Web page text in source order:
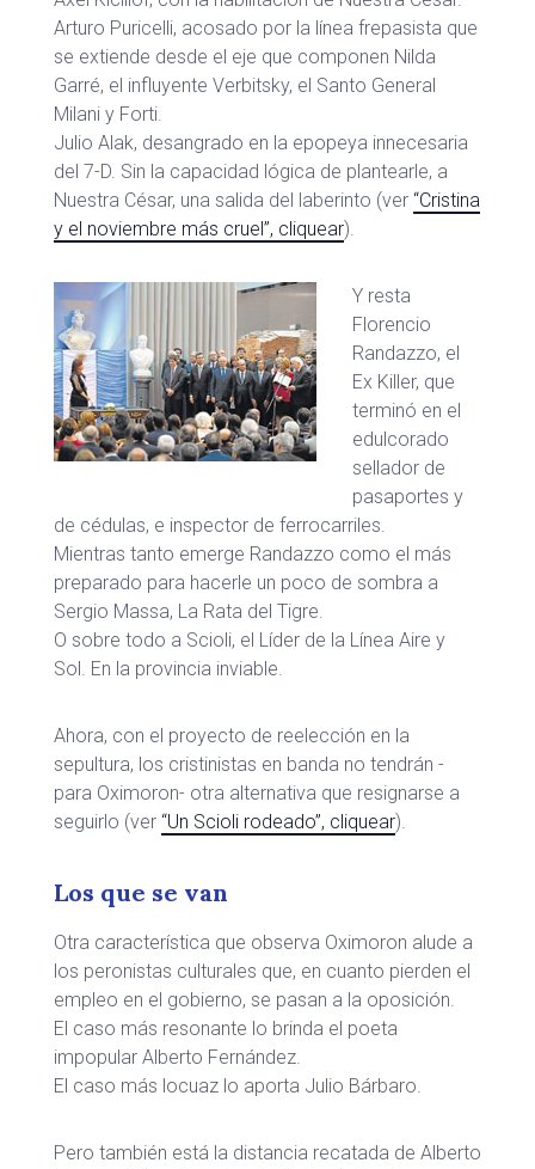
Arturo Puricelli, acosado por la línea frepasista que
se extiende desde el eje que componen Nilda
Garré, el influyente Verbitsky, el Santo General
Milani y Forti.
Julio Alak, desangrado en la epopeya innecesaria
del 7-D. Sin la capacidad lógica de plantearle, a
Nuestra César, una salida del laberinto (ver “Cristina
y el noviembre más cruel”, cliquear).
Y resta
Florencio
Randazzo, el
Ex Killer, que
terminó en el
edulcorado
sellador de
pasaportes y
de cédulas, e inspector de ferrocarriles.
Mientras tanto emerge Randazzo como el más
preparado para hacerle un poco de sombra a
Sergio Massa, La Rata del Tigre.
O sobre todo a Scioli, el Líder de la Línea Aire y
Sol. En la provincia inviable.
Ahora, con el proyecto de reelección en la
sepultura, los cristinistas en banda no tendrán -
para Oximoron- otra alternativa que resignarse a
seguirlo (ver “Un Scioli rodeado”, cliquear).
Los que se van
Otra característica que observa Oximoron alude a
los peronistas culturales que, en cuanto pierden el
empleo en el gobierno, se pasan a la oposición.
El caso más resonante lo brinda el poeta
impopular Alberto Fernández.
El caso más locuaz lo aporta Julio Bárbaro.
Pero también está la distancia recatada de Alberto